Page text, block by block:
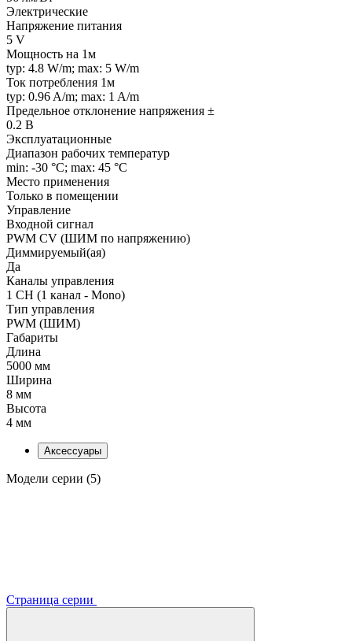
Электрические
Напряжение питания
5 V
Мощность на 1м
typ: 4.8 W/m; max: 5 W/m
Ток потребления 1м
typ: 0.96 A/m; max: 1 A/m
Предельное отклонение напряжения ±
0.2 В
Эксплуатационные
Диапазон рабочих температур
min: -30 °C; max: 45 °C
Место применения
Только в помещении
Управление
Входной сигнал
PWM СV (ШИМ по напряжению)
Диммируемый(ая)
Да
Каналы управления
1 CH (1 канал - Mono)
Тип управления
PWM (ШИМ)
Габариты
Длина
5000 мм
Ширина
8 мм
Высота
4 мм
Аксессуары
Модели серии (5)
Страница серии